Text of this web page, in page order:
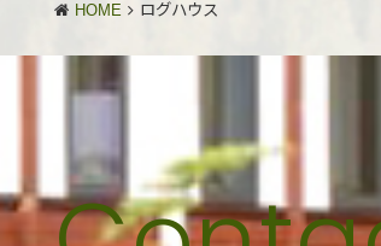
HOME ログハウス